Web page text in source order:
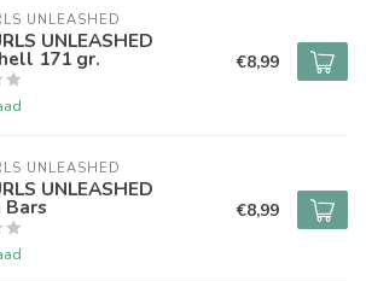
UNLEASHED
UNLEASHED
171 gr. €8,99
UNLEASHED
UNLEASHED
€8,99